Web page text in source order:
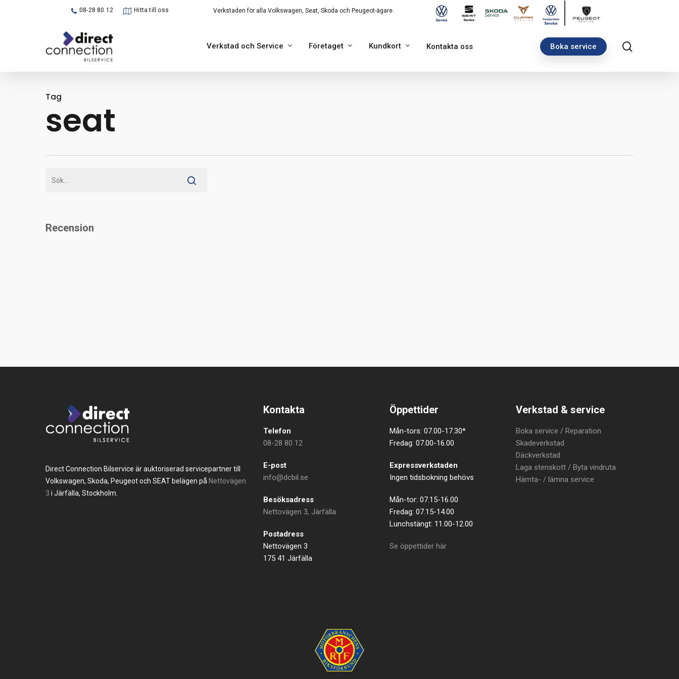
08-28 80 12 Hitta till oss Verkstaden för alla Volkswagen, Seat, Skoda och Peugeot-ägare.
Verkstad och Service Företaget Kundkort Kontakta oss Boka service
Tag
seat
Recension
Direct Connection Bilservice är auktoriserad servicepartner till
Volkswagen, Skoda, Peugeot och SEAT belägen på Nettovägen
3 i Järfälla, Stockholm.
Kontakta
Telefon
08-28 80 12
E-post
info@dcbil.se
Besöksadress
Nettovägen 3, Järfälla
Postadress
Nettovägen 3
175 41 Järfälla
Öppettider
Mån-tors: 07.00-17.30*
Fredag: 07.00-16.00
Expressverkstaden
Ingen tidsbokning behövs
Mån-tor: 07.15-16.00
Fredag: 07.15-14.00
Lunchstängt: 11.00-12.00
Se öppettider här
Verkstad & service
Boka service / Reparation
Skadeverkstad
Däckverkstad
Laga stenskott / Byta vindruta
Hämta- / lämna service